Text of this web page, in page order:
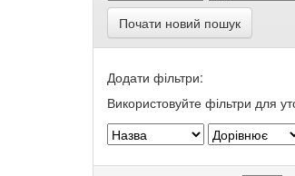
Почати новий пошук
Додати фільтри:
Використовуйте фільтри для